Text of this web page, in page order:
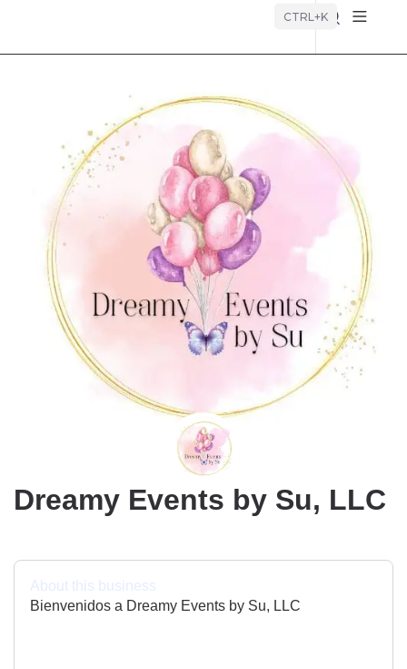
CTRL+K
Dreamy Events by Su, LLC
About this business
Bienvenidos a Dreamy Events by Su, LLC